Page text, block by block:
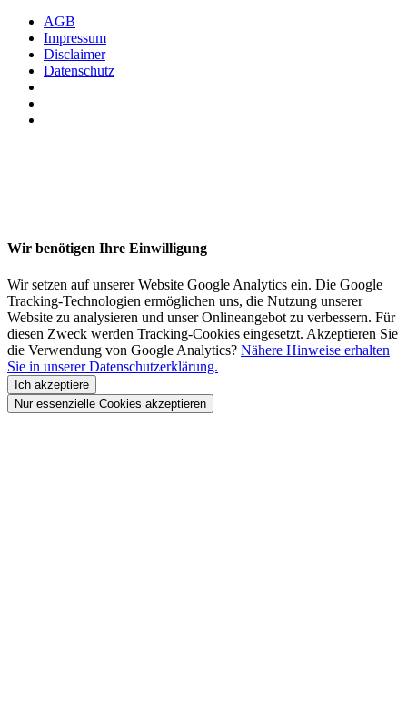
AGB
Impressum
Disclaimer
Datenschutz
Wir benötigen Ihre Einwilligung
Wir setzen auf unserer Website Google Analytics ein. Die Google
Tracking-Technologien ermöglichen uns, die Nutzung unserer
Website zu analysieren und unser Onlineangebot zu verbessern. Für
diesen Zweck werden Tracking-Cookies eingesetzt. Akzeptieren Sie
die Verwendung von Google Analytics? Nähere Hinweise erhalten
Sie in unserer Datenschutzerklärung.